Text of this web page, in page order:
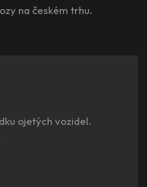
na českém trhu.
ojetých vozidel.